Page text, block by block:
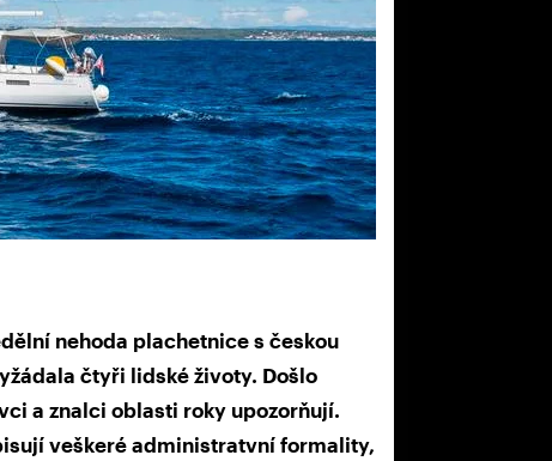
nehoda plachetnice s českou
čtyři lidské životy. Došlo
a znalci oblasti roky upozorňují.
veškeré administratvní formality,